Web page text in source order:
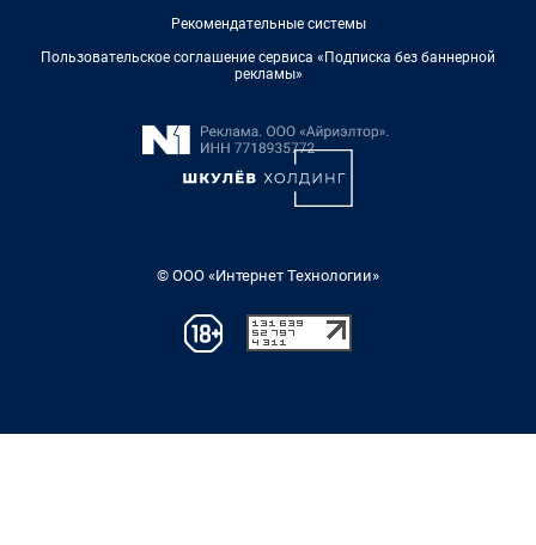
Рекомендательные системы
Пользовательское соглашение сервиса «Подписка без баннерной
рекламы»
© ООО «Интернет Технологии»